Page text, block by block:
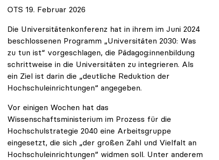
OTS 19. Februar 2026
Die Universitätenkonferenz hat in ihrem im Juni 2024
beschlossenen Programm „Universitäten 2030: Was
zu tun ist“ vorgeschlagen, die Pädagog:innenbildung
schrittweise in die Universitäten zu integrieren. Als
ein Ziel ist darin die „deutliche Reduktion der
Hochschuleinrichtungen“ angegeben.
Vor einigen Wochen hat das
Wissenschaftsministerium im Prozess für die
Hochschulstrategie 2040 eine Arbeitsgruppe
eingesetzt, die sich „der großen Zahl und Vielfalt an
Hochschuleinrichtungen“ widmen soll. Unter anderem